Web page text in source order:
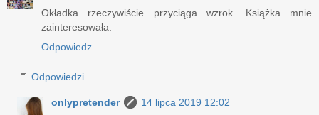
Okładka rzeczywiście przyciąga wzrok. Książka mnie
zainteresowała.
Odpowiedz
Odpowiedzi
onlypretender
14 lipca 2019 12:02